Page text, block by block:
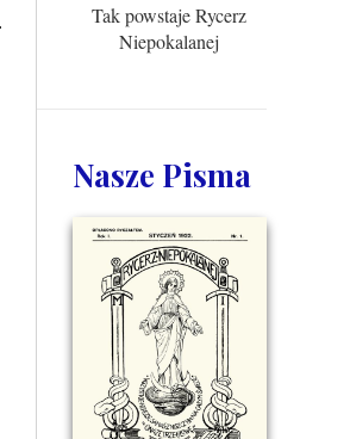
Tak powstaje Rycerz
Niepokalanej
Nasze Pisma